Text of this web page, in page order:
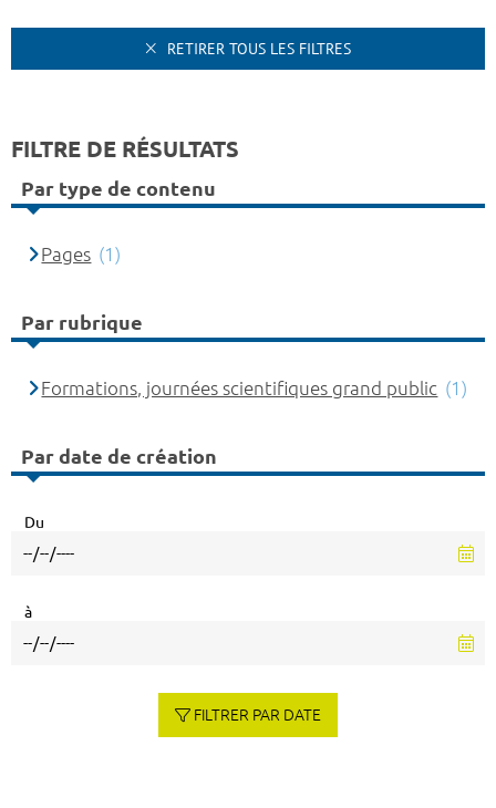
RETIRER TOUS LES FILTRES
FILTRE DE RÉSULTATS
Par type de contenu
Pages (1)
Par rubrique
Formations, journées scientifiques grand public (1)
Par date de création
Du
à
FILTRER PAR DATE